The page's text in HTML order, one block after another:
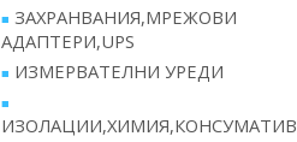
ЗАХРАНВАНИЯ,МРЕЖОВИ
АДАПТЕРИ,UPS
ИЗМЕРВАТЕЛНИ УРЕДИ
ИЗОЛАЦИИ,ХИМИЯ,КОНСУМАТИВ